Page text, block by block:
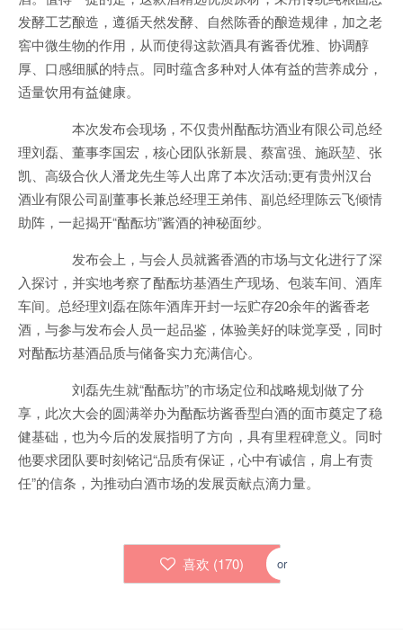
发酵工艺酿造，遵循天然发酵、自然陈香的酿造规律，加之老
窖中微生物的作用，从而使得这款酒具有酱香优雅、协调醇
厚、口感细腻的特点。同时蕴含多种对人体有益的营养成分，
适量饮用有益健康。
本次发布会现场，不仅贵州酤酝坊酒业有限公司总经
理刘磊、董事李国宏，核心团队张新晨、蔡富强、施跃堃、张
凯、高级合伙人潘龙先生等人出席了本次活动;更有贵州汉台
酒业有限公司副董事长兼总经理王弟伟、副总经理陈云飞倾情
助阵，一起揭开“酤酝坊”酱酒的神秘面纱。
发布会上，与会人员就酱香酒的市场与文化进行了深
入探讨，并实地考察了酤酝坊基酒生产现场、包装车间、酒库
车间。总经理刘磊在陈年酒库开封一坛贮存20余年的酱香老
酒，与参与发布会人员一起品鉴，体验美好的味觉享受，同时
对酤酝坊基酒品质与储备实力充满信心。
刘磊先生就“酤酝坊”的市场定位和战略规划做了分
享，此次大会的圆满举办为酤酝坊酱香型白酒的面市奠定了稳
健基础，也为今后的发展指明了方向，具有里程碑意义。同时
他要求团队要时刻铭记“品质有保证，心中有诚信，肩上有责
任”的信条，为推动白酒市场的发展贡献点滴力量。
喜欢 (170) or